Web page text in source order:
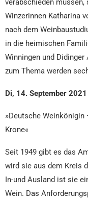
Winzerinnen Katharina
nach dem
in die heimischen
Winningen und
zum Thema werden
Di, 14. September
»Deutsche
Krone«
Seit 1949 gibt es das
wird sie aus dem Kreis
In-und Ausland ist sie
Wein. Das